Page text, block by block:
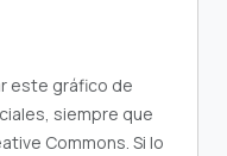
este gráfico de
siempre que
Commons. Si lo